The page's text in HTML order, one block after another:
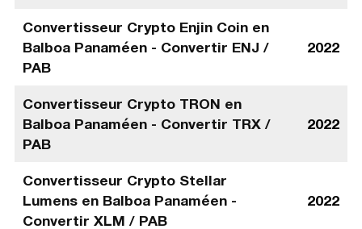
Convertisseur Crypto Enjin Coin en
Balboa Panaméen - Convertir ENJ /
PAB
2022
Convertisseur Crypto TRON en
Balboa Panaméen - Convertir TRX /
PAB
2022
Convertisseur Crypto Stellar
Lumens en Balboa Panaméen -
Convertir XLM / PAB
2022